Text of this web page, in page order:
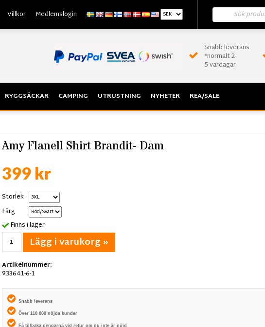
Villkor Medlemslogin
Snabb leverans
*normalt 2-
5 vardagar
RYGGSÄCKAR CAMPING UTRUSTNING NYHETER REA/SALE
Amy Flanell Shirt Brandit- Dam
399 kr
Storlek
Färg
Finns i lager
Lägg i varukorg »
Artikelnummer:
933641-6-1
Snabb leverans
Över 110 000 nöjda kunder
Få tillbaka pengarna vid retur om du inte är nöjd